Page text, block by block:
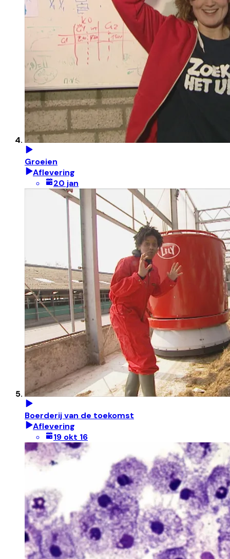
Groeien
Aflevering
20 jan
Boerderij van de toekomst
Aflevering
19 okt 16